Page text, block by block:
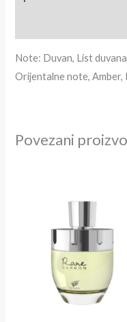
Note: Duvan, List
Orijentalne note, Amber,
Povezani